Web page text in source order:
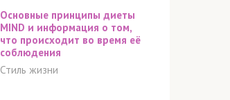
Основные принципы диеты
MIND и информация о том,
что происходит во время её
соблюдения
Стиль жизни